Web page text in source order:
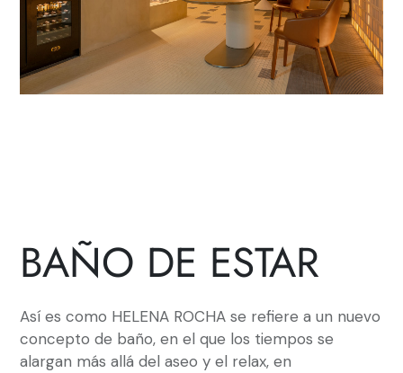
BAÑO DE ESTAR
Así es como HELENA ROCHA se refiere a un nuevo
concepto de baño, en el que los tiempos se
alargan más allá del aseo y el relax, en